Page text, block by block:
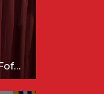
A Festa de Halloween Mais Fofa da Disney Está Chegando!